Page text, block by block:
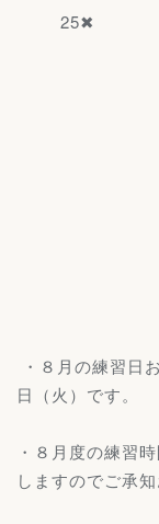
・８月の練習日
日（
・８月度の練習
しますのでご承知